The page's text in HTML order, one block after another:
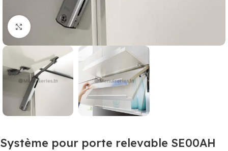
Agrandir
Système pour porte relevable SE00AH